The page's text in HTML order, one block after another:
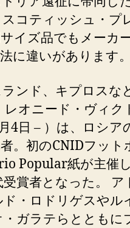
コティッシュ・プ
イズ品でもメーカ
に違いがあります。
ンド、キプロスな
レオニード・ヴィク
4日 – ）は、ロシア
。初のCNIDフット
Popular紙が主催
賞者となった。 ア
・ロドリゲスやル
ガラテらとともに